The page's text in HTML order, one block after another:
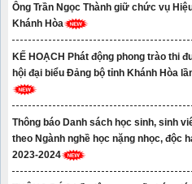
Ông Trần Ngọc Thành giữ chức vụ
Khánh Hòa
KẾ HOẠCH Phát động phong trào thi
hội đại biểu Đảng bộ tỉnh Khánh Hòa
Thông báo Danh sách học sinh, sinh
theo Ngành nghề học nặng nhọc, độc
2023-2024